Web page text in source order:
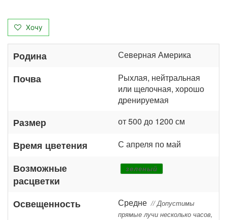
Хочу
Родина Северная Америка
Почва
Рыхлая, нейтральная
или щелочная, хорошо
дренируемая
Размер от 500 до 1200 см
Время цветения С апреля по май
Возможные
расцветки
зеленый
Освещенность Средне // Допустимы
прямые лучи несколько часов,